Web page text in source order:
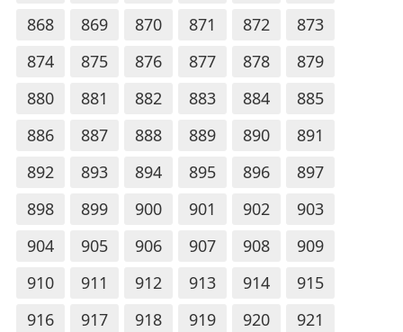
868
869 870 871 872
873
874
875 876 877 878
879
880
881 882 883 884
885
886
887 888 889 890
891
892
893 894 895 896
897
898
899 900 901 902
903
904
905 906 907 908
909
910
911 912 913 914
915
916
917 918 919 920
921